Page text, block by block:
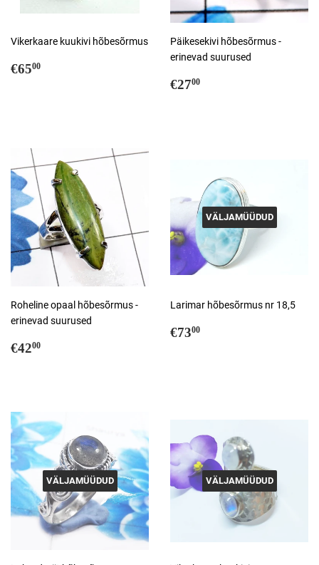
Vikerkaare kuukivi hõbesõrmus
Tavahind
€6500
Päikesekivi hõbesõrmus -
erinevad suurused
Tavahind
€2700
Roheline opaal hõbesõrmus -
erinevad suurused
Tavahind
€4200
VÄLJAMÜÜDUD
Larimar hõbesõrmus nr 18,5
Tavahind
€7300
VÄLJAMÜÜDUD VÄLJAMÜÜDUD